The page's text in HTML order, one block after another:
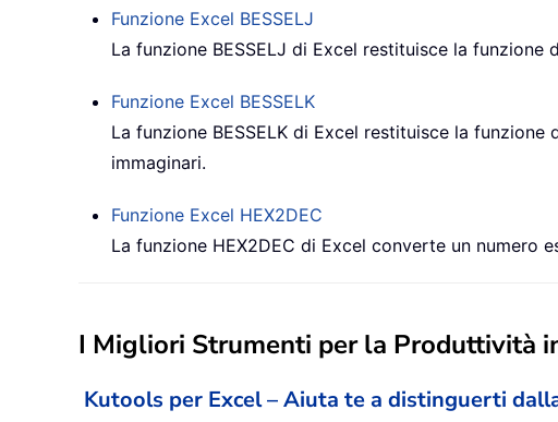
Funzione Excel BESSELJ
La funzione BESSELJ di Excel restituisce la funzione
Funzione Excel BESSELK
La funzione BESSELK di Excel restituisce la
immaginari.
Funzione Excel HEX2DEC
La funzione HEX2DEC di Excel converte un numero
I Migliori Strumenti per la Produttività
Kutools per Excel – Aiuta te a distinguerti